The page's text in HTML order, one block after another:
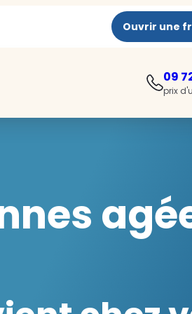
Ouvrir une
09
prix